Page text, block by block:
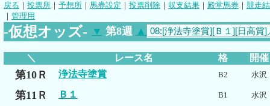
戻る ｜ 投票所 ｜ 予想所 ｜ 馬券設定 ｜ 投票削除 ｜ 収支結果 ｜ 殿堂馬券 ｜ 競走
｜ 管理用
-仮想オッズ- ▼ 第8週 ▲
＼ レース名 格 開催
第10Ｒ 浄法寺塗賞 B2 水沢
第11Ｒ Ｂ１ B1 水沢